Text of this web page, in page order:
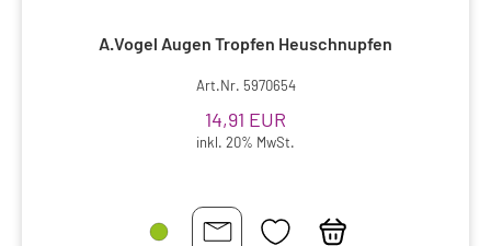
A.Vogel Augen Tropfen Heuschnupfen
Art.Nr. 5970654
14,91 EUR
inkl. 20% MwSt.